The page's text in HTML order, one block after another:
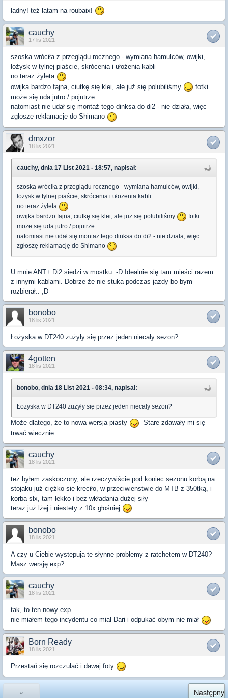
ładny! też latam na roubaix!
cauchy
17 lis 2021
szoska wróciła z przeglądu rocznego - wymiana hamulców, owijki,
łożysk w tylnej piaście, skrócenia i ułożenia kabli
no teraz żyleta
owijka bardzo fajna, ciutkę się klei, ale już się polubiliśmy
fotki
może się uda jutro / pojutrze
natomiast nie udał się montaż tego dinksa do di2 - nie działa, więc
zgłoszę reklamację do Shimano
dmxzor
18 lis 2021
cauchy, dnia 17 List 2021 - 18:57, napisał:
szoska wróciła z przeglądu rocznego - wymiana hamulców, owijki,
łożysk w tylnej piaście, skrócenia i ułożenia kabli
no teraz żyleta
owijka bardzo fajna, ciutkę się klei, ale już się polubiliśmy
fotki
może się uda jutro / pojutrze
natomiast nie udał się montaż tego dinksa do di2 - nie działa, więc
zgłoszę reklamację do Shimano
U mnie ANT+ Di2 siedzi w mostku :-D Idealnie się tam mieści razem
z innymi kablami. Dobrze że nie stuka podczas jazdy bo bym
rozbierał.. ;D
bonobo
18 lis 2021
Łożyska w DT240 zużyły się przez jeden niecały sezon?
4gotten
18 lis 2021
bonobo, dnia 18 List 2021 - 08:34, napisał:
Łożyska w DT240 zużyły się przez jeden niecały sezon?
Może dlatego, że to nowa wersja piasty
Stare zdawały mi się
trwać wiecznie.
cauchy
18 lis 2021
też byłem zaskoczony, ale rzeczywiście pod koniec sezonu korbą na
stojaku już ciężko się kręciło, w przeciwienstwie do MTB z 350tką, i
korbą slx, tam lekko i bez wkładania dużej siły
teraz już lżej i niestety z 10x głośniej
bonobo
18 lis 2021
A czy u Ciebie występują te słynne problemy z ratchetem w DT240?
Masz wersję exp?
cauchy
18 lis 2021
tak, to ten nowy exp
nie miałem tego incydentu co miał Dari i odpukać obym nie miał
Born Ready
18 lis 2021
Przestań się rozczulać i dawaj foty
«
Następny